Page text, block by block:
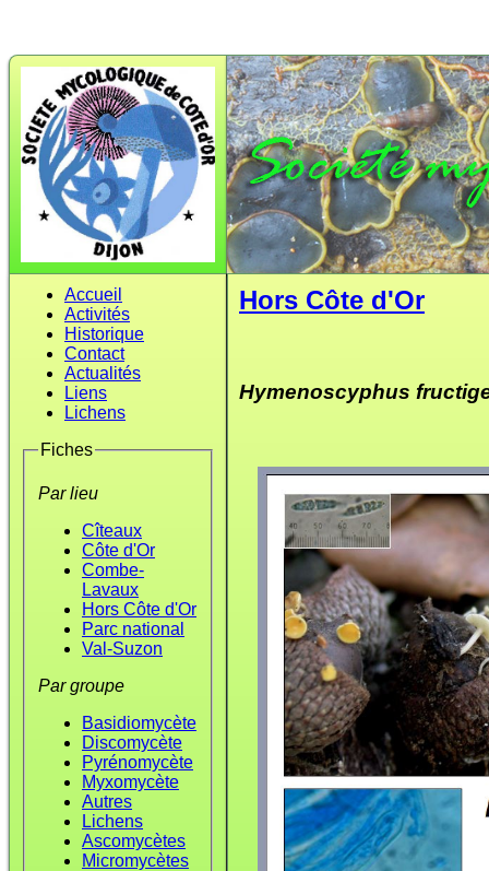
Accueil
Activités
Historique
Contact
Actualités
Liens
Lichens
Fiches
Par lieu
Cîteaux
Côte d'Or
Combe-
Lavaux
Hors Côte d'Or
Parc national
Val-Suzon
Par groupe
Basidiomycète
Discomycète
Pyrénomycète
Myxomycète
Autres
Lichens
Ascomycètes
Micromycètes
Hors Côte d'Or
Hymenoscyphus